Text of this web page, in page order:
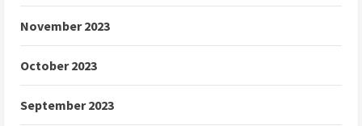
November 2023
October 2023
September 2023